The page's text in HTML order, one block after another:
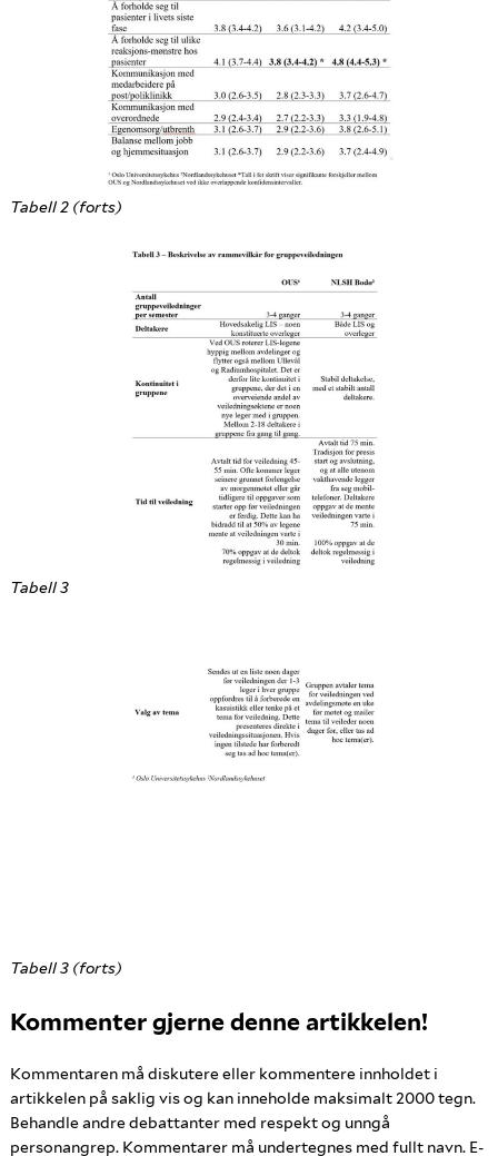
Tabell 2 (forts)
Tabell 3
Tabell 3 (forts)
Kommenter gjerne denne artikkelen!
Kommentaren må diskutere eller kommentere innholdet i
artikkelen på saklig vis og kan inneholde maksimalt 2000 tegn.
Behandle andre debattanter med respekt og unngå
personangrep. Kommentarer må undertegnes med fullt navn. E-